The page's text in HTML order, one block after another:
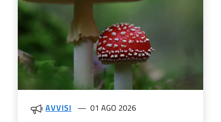
AVVISI 01 AGO 2026